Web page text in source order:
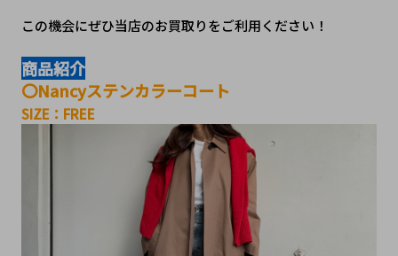
この機会にぜひ当店のお買取りをご利用ください！
商品紹介
〇Nancyステンカラーコート
SIZE：FREE